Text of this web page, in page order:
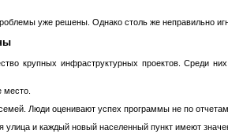
уже решены. Однако столь же неправильно
крупных инфраструктурных проектов. Среди
место.
Люди оценивают успех программы не по
и каждый новый населенный пункт имеют